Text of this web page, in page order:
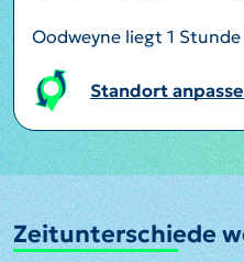
Oodweyne liegt 1
Standort
Zeitunterschiede